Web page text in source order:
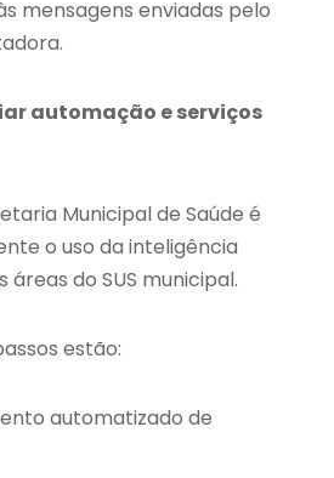
mensagens enviadas pelo
automação e serviços
Municipal de Saúde é
o uso da inteligência
do SUS municipal.
estão:
automatizado de